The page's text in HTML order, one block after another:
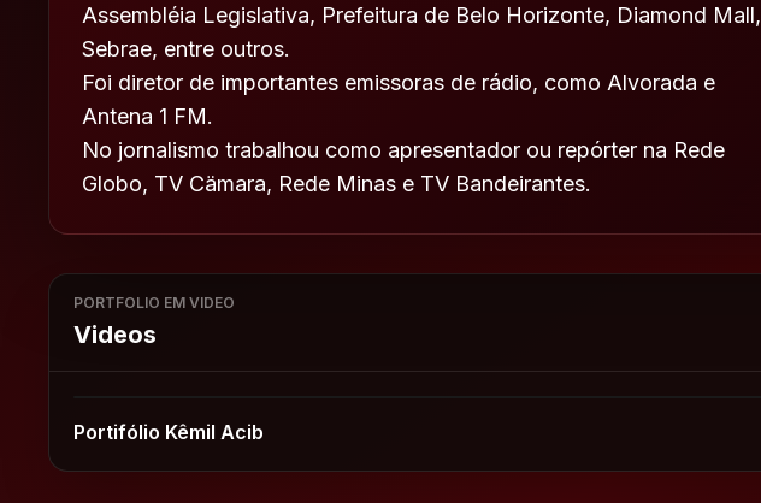
Assembléia Legislativa, Prefeitura de Belo Horizonte, Diamond Mall,
Sebrae, entre outros.
Foi diretor de importantes emissoras de rádio, como Alvorada e
Antena 1 FM.
No jornalismo trabalhou como apresentador ou repórter na Rede
Globo, TV Cämara, Rede Minas e TV Bandeirantes.
PORTFOLIO EM VIDEO
Videos
Portifólio Kêmil Acib